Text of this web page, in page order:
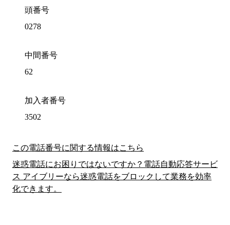
頭番号
0278
中間番号
62
加入者番号
3502
この電話番号に関する情報はこちら
迷惑電話にお困りではないですか？電話自動応答サービ
ス アイブリーなら迷惑電話をブロックして業務を効率
化できます。